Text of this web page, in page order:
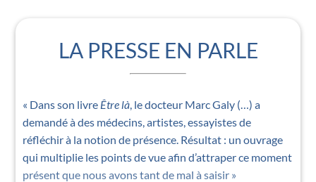
LA PRESSE EN PARLE
« Dans son livre Être là, le docteur Marc Galy (…) a
demandé à des médecins, artistes, essayistes de
réfléchir à la notion de présence. Résultat : un ouvrage
qui multiplie les points de vue afin d’attraper ce moment
présent que nous avons tant de mal à saisir »